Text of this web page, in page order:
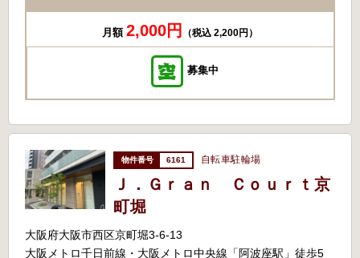
月額 2,000円 （税込 2,200円）
募集中
6161 自転車駐輪場
Ｊ．Ｇｒａｎ Ｃｏｕｒｔ京
町堀
大阪府大阪市西区京町堀3-6-13
大阪メトロ千日前線・大阪メトロ中央線「阿波座駅」徒歩5